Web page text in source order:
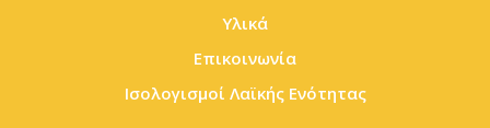
Υλικά
Επικοινωνία
Ισολογισμοί Λαϊκής Ενότητας